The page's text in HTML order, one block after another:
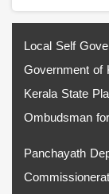
Local Self
Government of
Kerala State
Ombudsman
Panchayath